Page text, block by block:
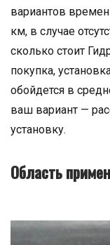
вариантов
км, в случае
сколько стоит
покупка,
обойдется в
ваш вариант —
установку.
Область